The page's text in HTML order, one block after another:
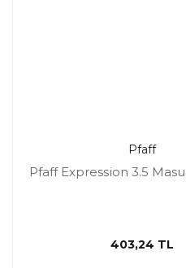
Pfaff
Pfaff Expression 3.5
403,24 TL